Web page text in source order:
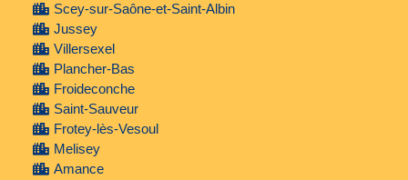
Scey-sur-Saône-et-Saint-Albin
Jussey
Villersexel
Plancher-Bas
Froideconche
Saint-Sauveur
Frotey-lès-Vesoul
Melisey
Amance